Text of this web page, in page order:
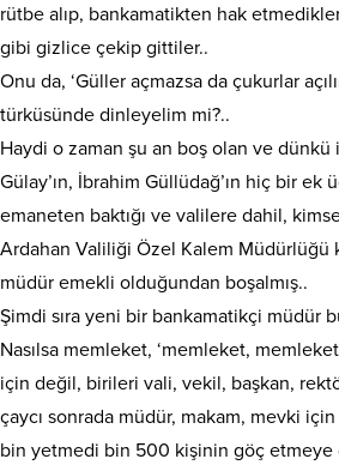
rütbe alıp, bankamatikten hak
gibi gizlice çekip gittiler..
Onu da, ‘Güller açmazsa da çukurlar
türküsünde dinleyelim mi?..
Haydi o zaman şu an boş olan ve
Gülay’ın, İbrahim Güllüdağ’ın hiç bir ek
emaneten baktığı ve valilere dahil,
Ardahan Valiliği Özel Kalem Müdürlüğü
müdür emekli olduğundan boşalmış..
Şimdi sıra yeni bir bankamatikçi müdür
Nasılsa memleket, ‘memleket,
için değil, birileri vali, vekil, başkan,
çaycı sonrada müdür, makam, mevki
bin yetmedi bin 500 kişinin göç